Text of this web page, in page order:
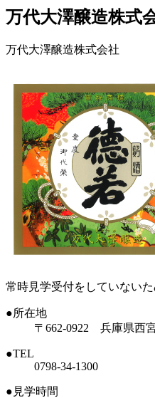
万代大澤醸造株式
万代大澤醸造株式会社
常時見学受付をしていない
●所在地
〒662-0922 兵庫県西
●TEL
0798-34-1300
●見学時間